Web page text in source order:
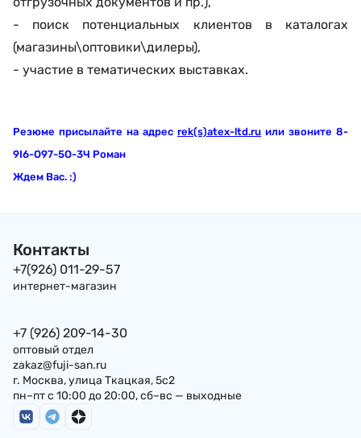
- поиск потенциальных клиентов в каталогах
(магазины\оптовики\дилеры),
- участие в тематических выставках.
Резюме присылайте на адрес rek(s)atex-ltd.ru или звоните 8-
9I6-O97-5O-3Ч Роман
Ждем Вас. :)
Контакты
+7(926) 011-29-57
интернет-магазин
+7 (926) 209-14-30
оптовый отдел
zakaz@fuji-san.ru
г. Москва, улица Ткацкая, 5с2
пн–пт с 10:00 до 20:00, сб–вс — выходные